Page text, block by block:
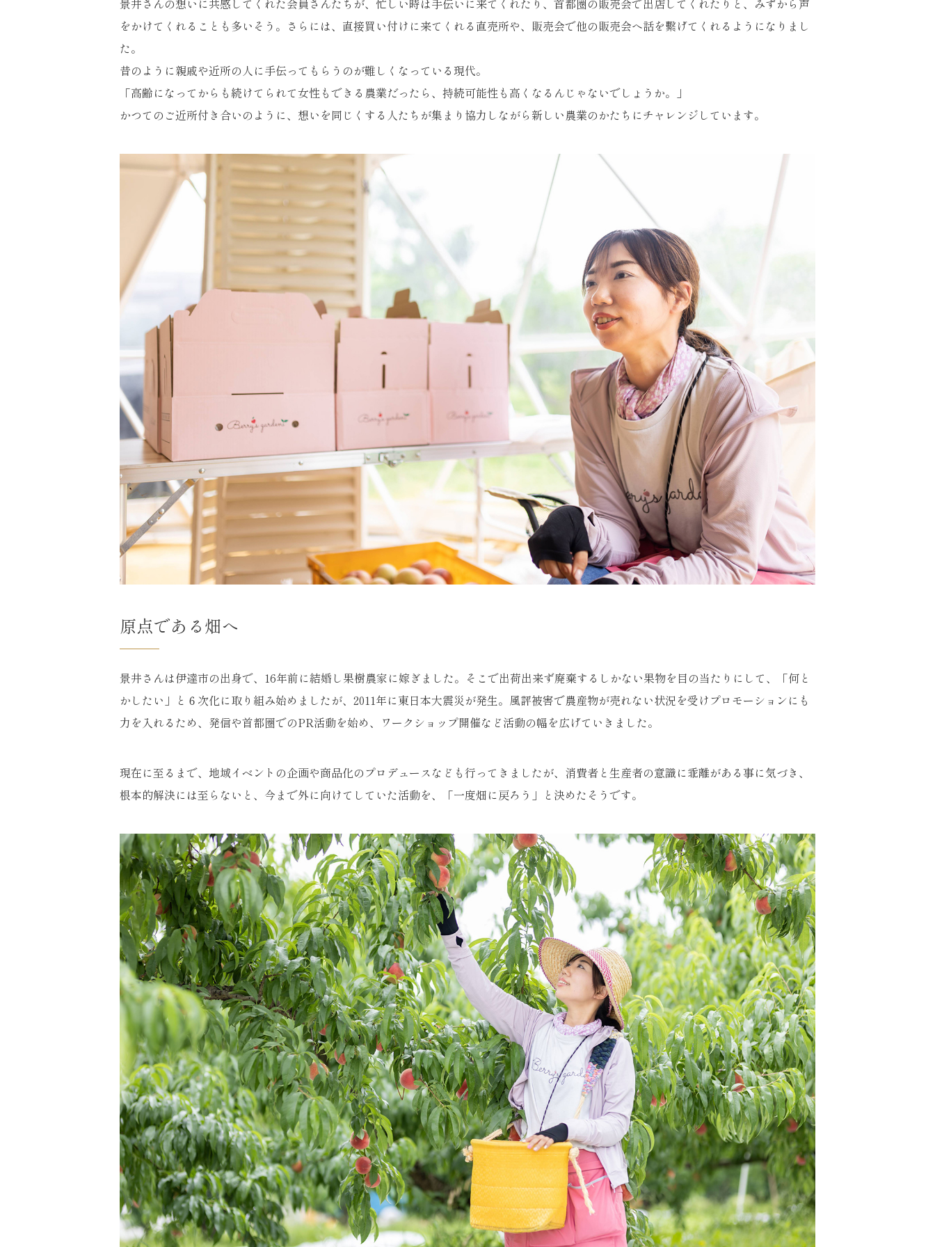
景井さんの想いに共感してくれた会員さんたちが、忙しい時は手伝いに来てくれたり、首都圏の販売会で出店してくれたりと、みずから声
をかけてくれることも多いそう。さらには、直接買い付けに来てくれる直売所や、販売会で他の販売会へ話を繫げてくれるようになりまし
た。
昔のように親戚や近所の人に手伝ってもらうのが難しくなっている現代。
「高齢になってからも続けてられて女性もできる農業だったら、持続可能性も高くなるんじゃないでしょうか。」
かつてのご近所付き合いのように、想いを同じくする人たちが集まり協力しながら新しい農業のかたちにチャレンジしています。
原点である畑へ
景井さんは伊達市の出身で、16年前に結婚し果樹農家に嫁ぎました。そこで出荷出来ず廃棄するしかない果物を目の当たりにして、「何と
かしたい」と６次化に取り組み始めましたが、2011年に東日本大震災が発生。風評被害で農産物が売れない状況を受けプロモーションにも
力を入れるため、発信や首都圏でのPR活動を始め、ワークショップ開催など活動の幅を広げていきました。
現在に至るまで、地域イベントの企画や商品化のプロデュースなども行ってきましたが、消費者と生産者の意識に乖離がある事に気づき、
根本的解決には至らないと、今まで外に向けてしていた活動を、「一度畑に戻ろう」と決めたそうです。